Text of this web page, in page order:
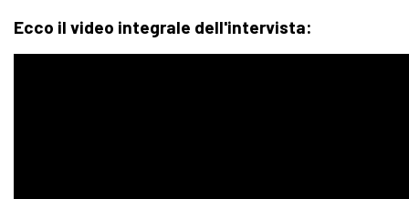
Ecco il video integrale dell'intervista: